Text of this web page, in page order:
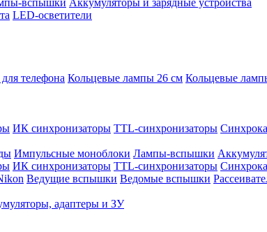
вспышки Аккумуляторы и зарядные устройства
LED-осветители
телефона Кольцевые лампы 26 см Кольцевые
ИК синхронизаторы TTL-синхронизаторы
Импульсные моноблоки Лампы-вспышки
ИК синхронизаторы TTL-синхронизаторы
Ведущие вспышки Ведомые вспышки
адаптеры и ЗУ